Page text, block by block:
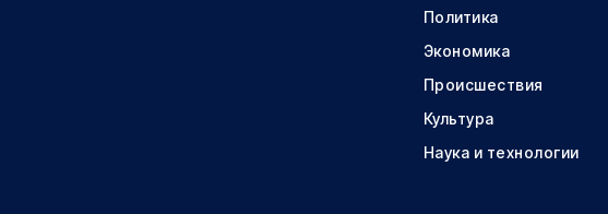
Политика
Экономика
Происшествия
Культура
Наука и технологии